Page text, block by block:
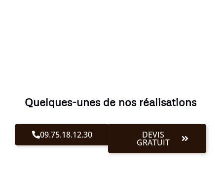
Quelques-unes de nos réalisations
09.75.18.12.30 DEVIS
GRATUIT